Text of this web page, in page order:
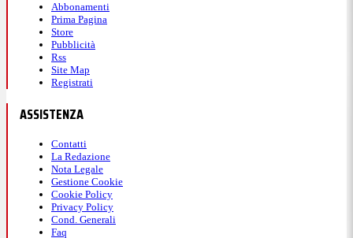
Abbonamenti
Prima Pagina
Store
Pubblicità
Rss
Site Map
Registrati
ASSISTENZA
Contatti
La Redazione
Nota Legale
Gestione Cookie
Cookie Policy
Privacy Policy
Cond. Generali
Faq